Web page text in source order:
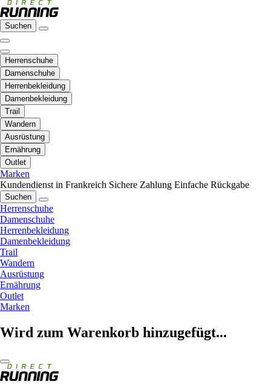
Suchen
Herrenschuhe
Damenschuhe
Herrenbekleidung
Damenbekleidung
Trail
Wandern
Ausrüstung
Ernährung
Outlet
Marken
Kundendienst in Frankreich Sichere Zahlung Einfache Rückgabe
Suchen
Herrenschuhe
Damenschuhe
Herrenbekleidung
Damenbekleidung
Trail
Wandern
Ausrüstung
Ernährung
Outlet
Marken
Wird zum Warenkorb hinzugefügt...